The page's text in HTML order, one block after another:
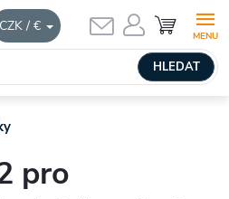
CZK / €
HLEDAT
NÁKUPNÍ
KOŠÍK
pro